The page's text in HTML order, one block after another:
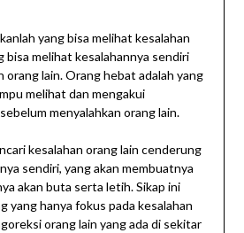
yang bisa melihat kesalahan
bisa melihat kesalahannya sendiri
orang lain. Orang hebat adalah yang
melihat dan mengakui
menyalahkan orang lain.
kesalahan orang lain cenderung
sendiri, yang akan membuatnya
akan buta serta letih. Sikap ini
yang hanya fokus pada kesalahan
orang lain yang ada di sekitar